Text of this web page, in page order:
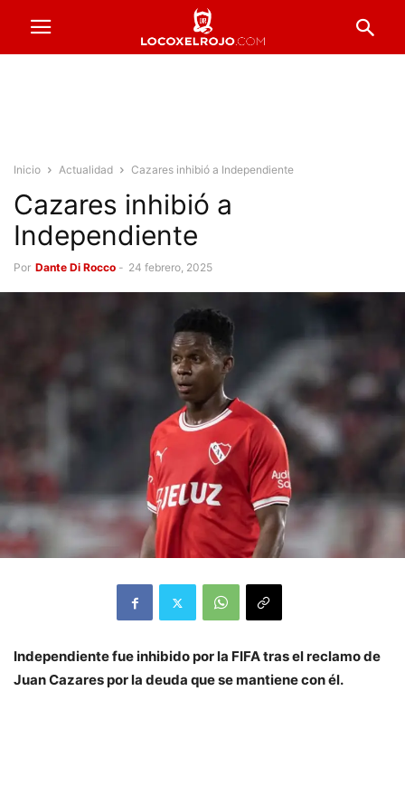
Inicio Actualidad Cazares inhibió a Independiente
Cazares inhibió a
Independiente
Por Dante Di Rocco - 24 febrero, 2025
Independiente fue inhibido por la FIFA tras el reclamo de
Juan Cazares por la deuda que se mantiene con él.